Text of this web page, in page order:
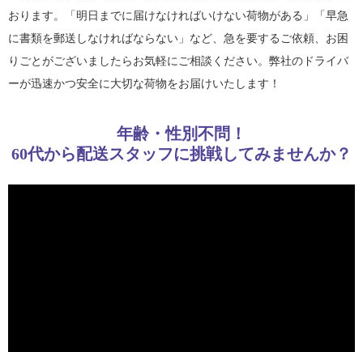
おります。「明日までに届けなければいけない荷物がある」「早急
に書類を郵送しなければならない」など、急を要するご依頼、お困
りごとがございましたらお気軽にご相談ください。弊社のドライバ
ーが迅速かつ安全に大切な荷物をお届けいたします！
年齢・性別不問！
60代から配送スタッフに挑戦してみませんか？